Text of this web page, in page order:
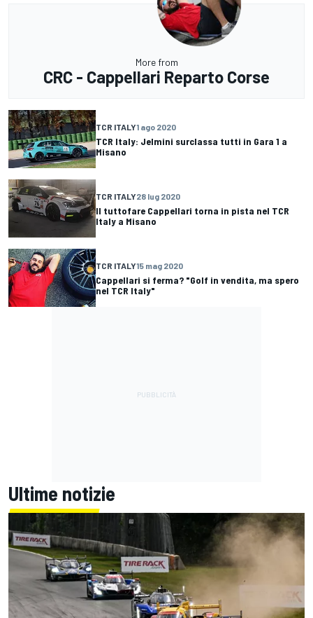
More from
CRC - Cappellari Reparto Corse
TCR ITALY1 ago 2020
TCR Italy: Jelmini surclassa tutti in Gara 1 a
Misano
TCR ITALY28 lug 2020
Il tuttofare Cappellari torna in pista nel TCR
Italy a Misano
TCR ITALY15 mag 2020
Cappellari si ferma? "Golf in vendita, ma spero
nel TCR Italy"
Ultime notizie